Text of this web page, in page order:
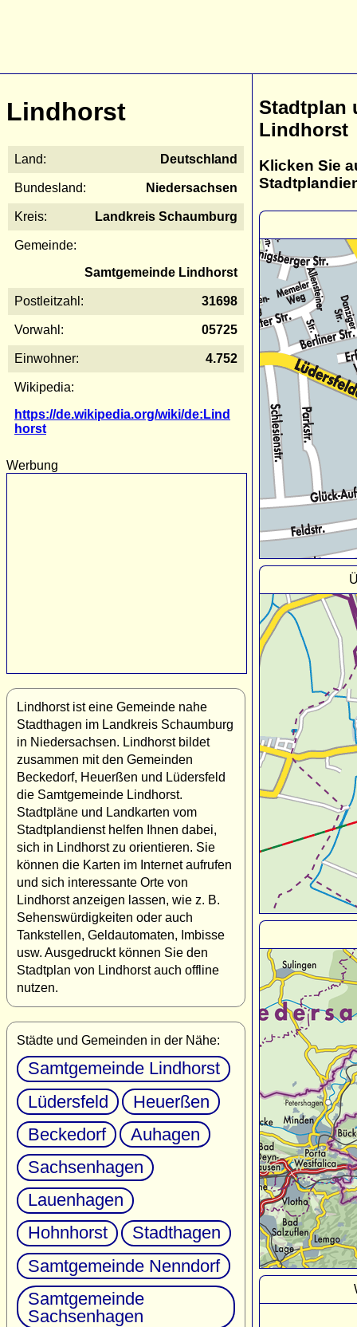
Lindhorst
Land: Deutschland
Bundesland: Niedersachsen
Kreis: Landkreis Schaumburg
Gemeinde:
Samtgemeinde Lindhorst
Postleitzahl: 31698
Vorwahl: 05725
Einwohner: 4.752
Wikipedia:
https://de.wikipedia.org/wiki/de:Lind
horst
Werbung
Lindhorst ist eine Gemeinde nahe
Stadthagen im Landkreis Schaumburg
in Niedersachsen. Lindhorst bildet
zusammen mit den Gemeinden
Beckedorf, Heuerßen und Lüdersfeld
die Samtgemeinde Lindhorst.
Stadtpläne und Landkarten vom
Stadtplandienst helfen Ihnen dabei,
sich in Lindhorst zu orientieren. Sie
können die Karten im Internet aufrufen
und sich interessante Orte von
Lindhorst anzeigen lassen, wie z. B.
Sehenswürdigkeiten oder auch
Tankstellen, Geldautomaten, Imbisse
usw. Ausgedruckt können Sie den
Stadtplan von Lindhorst auch offline
nutzen.
Städte und Gemeinden in der Nähe:
Samtgemeinde Lindhorst
Lüdersfeld
Heuerßen
Beckedorf
Auhagen
Sachsenhagen
Lauenhagen
Hohnhorst
Stadthagen
Samtgemeinde Nenndorf
Samtgemeinde
Sachsenhagen
Stadtplan
Lindhorst
Klicken Sie